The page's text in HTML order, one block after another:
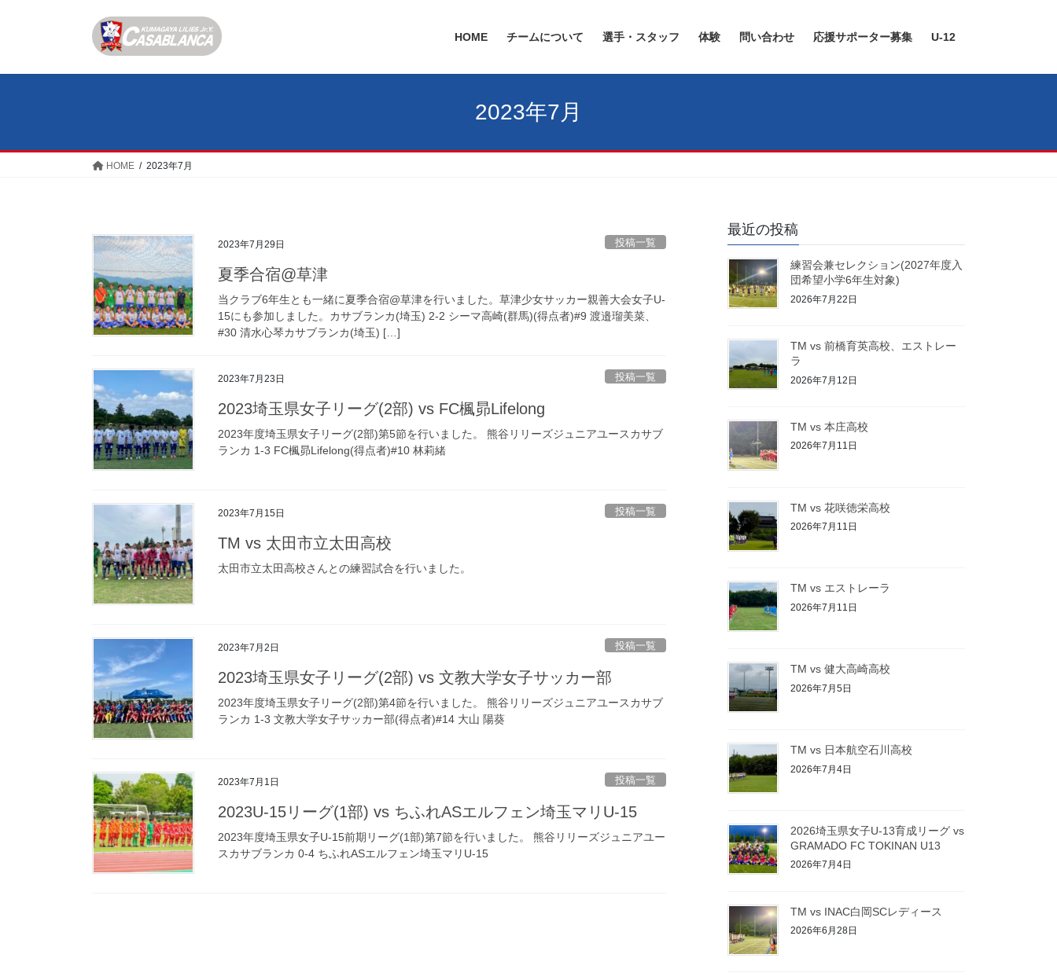
HOME チームについて 選手・スタッフ 体験 問い合わせ 応援サポーター募集 U-12
2023年7月
HOME 2023年7月
2023年7月29日 投稿一覧
夏季合宿@草津
当クラブ6年生とも一緒に夏季合宿@草津を行いました。草津少女サッカー親善大会女子U-
15にも参加しました。カサブランカ(埼玉) 2-2 シーマ高崎(群馬)(得点者)#9 渡邉瑠美菜、
#30 清水心琴カサブランカ(埼玉) […]
2023年7月23日 投稿一覧
2023埼玉県女子リーグ(2部) vs FC楓昴Lifelong
2023年度埼玉県女子リーグ(2部)第5節を行いました。 熊谷リリーズジュニアユースカサブ
ランカ 1-3 FC楓昴Lifelong(得点者)#10 林莉緒
2023年7月15日 投稿一覧
TM vs 太田市立太田高校
太田市立太田高校さんとの練習試合を行いました。
2023年7月2日 投稿一覧
2023埼玉県女子リーグ(2部) vs 文教大学女子サッカー部
2023年度埼玉県女子リーグ(2部)第4節を行いました。 熊谷リリーズジュニアユースカサブ
ランカ 1-3 文教大学女子サッカー部(得点者)#14 大山 陽葵
2023年7月1日 投稿一覧
2023U-15リーグ(1部) vs ちふれASエルフェン埼玉マリU-15
2023年度埼玉県女子U-15前期リーグ(1部)第7節を行いました。 熊谷リリーズジュニアユー
スカサブランカ 0-4 ちふれASエルフェン埼玉マリU-15
最近の投稿
練習会兼セレクション(2027年度入
団希望小学6年生対象)
2026年7月22日
TM vs 前橋育英高校、エストレー
ラ
2026年7月12日
TM vs 本庄高校
2026年7月11日
TM vs 花咲徳栄高校
2026年7月11日
TM vs エストレーラ
2026年7月11日
TM vs 健大高崎高校
2026年7月5日
TM vs 日本航空石川高校
2026年7月4日
2026埼玉県女子U-13育成リーグ vs
GRAMADO FC TOKINAN U13
2026年7月4日
TM vs INAC白岡SCレディース
2026年6月28日